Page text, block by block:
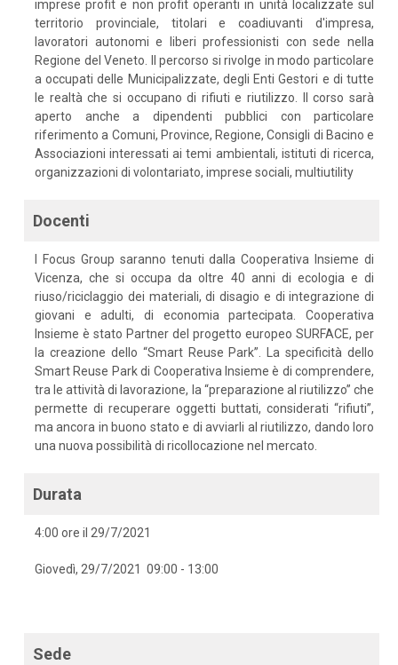
imprese profit e non profit operanti in unità localizzate sul
territorio provinciale, titolari e coadiuvanti d'impresa,
lavoratori autonomi e liberi professionisti con sede nella
Regione del Veneto. Il percorso si rivolge in modo particolare
a occupati delle Municipalizzate, degli Enti Gestori e di tutte
le realtà che si occupano di rifiuti e riutilizzo. Il corso sarà
aperto anche a dipendenti pubblici con particolare
riferimento a Comuni, Province, Regione, Consigli di Bacino e
Associazioni interessati ai temi ambientali, istituti di ricerca,
organizzazioni di volontariato, imprese sociali, multiutility
Docenti
I Focus Group saranno tenuti dalla Cooperativa Insieme di
Vicenza, che si occupa da oltre 40 anni di ecologia e di
riuso/riciclaggio dei materiali, di disagio e di integrazione di
giovani e adulti, di economia partecipata. Cooperativa
Insieme è stato Partner del progetto europeo SURFACE, per
la creazione dello “Smart Reuse Park”. La specificità dello
Smart Reuse Park di Cooperativa Insieme è di comprendere,
tra le attività di lavorazione, la “preparazione al riutilizzo” che
permette di recuperare oggetti buttati, considerati “rifiuti”,
ma ancora in buono stato e di avviarli al riutilizzo, dando loro
una nuova possibilità di ricollocazione nel mercato.
Durata
4:00 ore il 29/7/2021
Giovedì, 29/7/2021 09:00 - 13:00
Sede